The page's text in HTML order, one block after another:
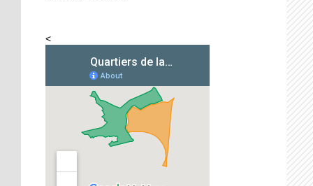
Les filles chaussent leurs
crampons
24 septembre 2014
Vers une aide sociale plus
ciblée
<